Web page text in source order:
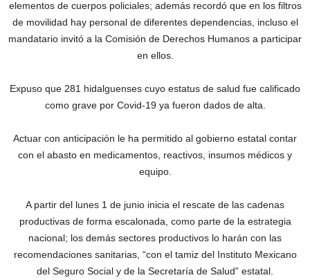
elementos de cuerpos policiales; además recordó que en los filtros
de movilidad hay personal de diferentes dependencias, incluso el
mandatario invitó a la Comisión de Derechos Humanos a participar
en ellos.
Expuso que 281 hidalguenses cuyo estatus de salud fue calificado
como grave por Covid-19 ya fueron dados de alta.
Actuar con anticipación le ha permitido al gobierno estatal contar
con el abasto en medicamentos, reactivos, insumos médicos y
equipo.
A partir del lunes 1 de junio inicia el rescate de las cadenas
productivas de forma escalonada, como parte de la estrategia
nacional; los demás sectores productivos lo harán con las
recomendaciones sanitarias, “con el tamiz del Instituto Mexicano
del Seguro Social y de la Secretaría de Salud” estatal.